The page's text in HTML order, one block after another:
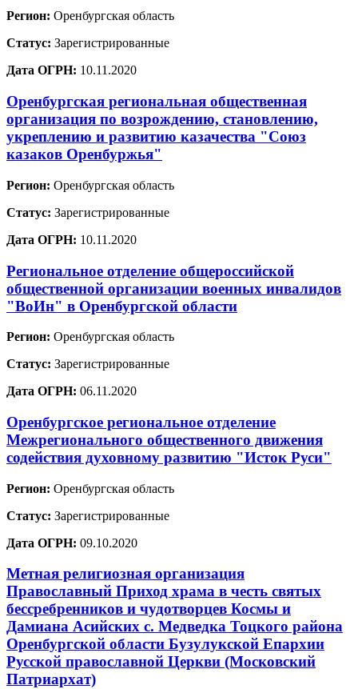
Регион: Оренбургская область
Статус: Зарегистрированные
Дата ОГРН: 10.11.2020
Оренбургская региональная общественная
организация по возрождению, становлению,
укреплению и развитию казачества "Союз
казаков Оренбуржья"
Регион: Оренбургская область
Статус: Зарегистрированные
Дата ОГРН: 10.11.2020
Региональное отделение общероссийской
общественной организации военных инвалидов
"ВоИн" в Оренбургской области
Регион: Оренбургская область
Статус: Зарегистрированные
Дата ОГРН: 06.11.2020
Оренбургское региональное отделение
Межрегионального общественного движения
содействия духовному развитию "Исток Руси"
Регион: Оренбургская область
Статус: Зарегистрированные
Дата ОГРН: 09.10.2020
Метная религиозная организация
Православный Приход храма в честь святых
бессребренников и чудотворцев Космы и
Дамиана Асийских с. Медведка Тоцкого района
Оренбургской области Бузулукской Епархии
Русской православной Церкви (Московский
Патриархат)